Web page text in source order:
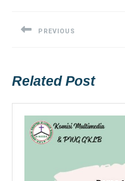
PREVIOUS
Related Post